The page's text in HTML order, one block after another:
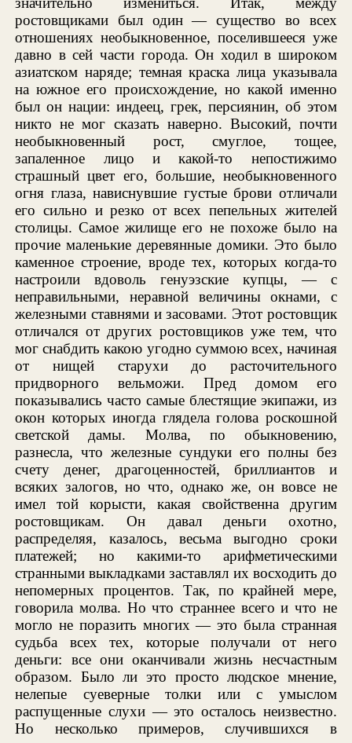
ростовщиками был один — существо во всех
отношениях необыкновенное, поселившееся уже
давно в сей части города. Он ходил в широком
азиатском наряде; темная краска лица указывала
на южное его происхождение, но какой именно
был он нации: индеец, грек, персиянин, об этом
никто не мог сказать наверно. Высокий, почти
необыкновенный рост, смуглое, тощее,
запаленное лицо и какой-то непостижимо
страшный цвет его, большие, необыкновенного
огня глаза, нависнувшие густые брови отличали
его сильно и резко от всех пепельных жителей
столицы. Самое жилище его не похоже было на
прочие маленькие деревянные домики. Это было
каменное строение, вроде тех, которых когда-то
настроили вдоволь генуэзские купцы, — с
неправильными, неравной величины окнами, с
железными ставнями и засовами. Этот ростовщик
отличался от других ростовщиков уже тем, что
мог снабдить какою угодно суммою всех, начиная
от нищей старухи до расточительного
придворного вельможи. Пред домом его
показывались часто самые блестящие экипажи, из
окон которых иногда глядела голова роскошной
светской дамы. Молва, по обыкновению,
разнесла, что железные сундуки его полны без
счету денег, драгоценностей, бриллиантов и
всяких залогов, но что, однако же, он вовсе не
имел той корысти, какая свойственна другим
ростовщикам. Он давал деньги охотно,
распределяя, казалось, весьма выгодно сроки
платежей; но какими-то арифметическими
странными выкладками заставлял их восходить до
непомерных процентов. Так, по крайней мере,
говорила молва. Но что страннее всего и что не
могло не поразить многих — это была странная
судьба всех тех, которые получали от него
деньги: все они оканчивали жизнь несчастным
образом. Было ли это просто людское мнение,
нелепые суеверные толки или с умыслом
распущенные слухи — это осталось неизвестно.
Но несколько примеров, случившихся в